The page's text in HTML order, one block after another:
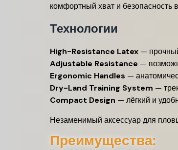
комфортный хват и безопасность
Технологии
High-Resistance Latex —
Adjustable Resistance —
Ergonomic Handles —
Dry-Land Training System —
Compact Design — лёгкий и
Незаменимый аксессуар для
Преимущества: